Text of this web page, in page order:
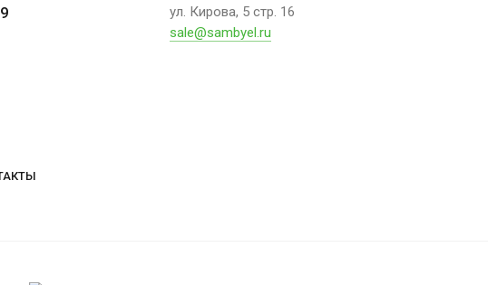
ул. Кирова, 5 стр. 16
sale@sambyel.ru